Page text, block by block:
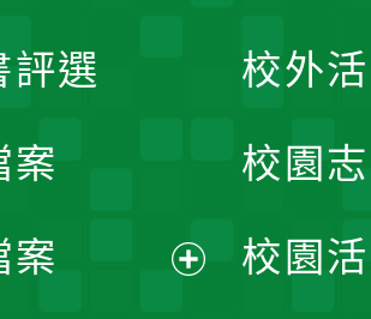
單
評選
案
案
校外
校園
校園